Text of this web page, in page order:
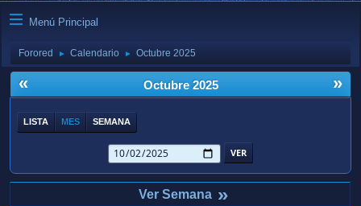
Menú Principal
Forored ► Calendario ► Octubre 2025
« »
Octubre 2025
LISTA MES SEMANA
»